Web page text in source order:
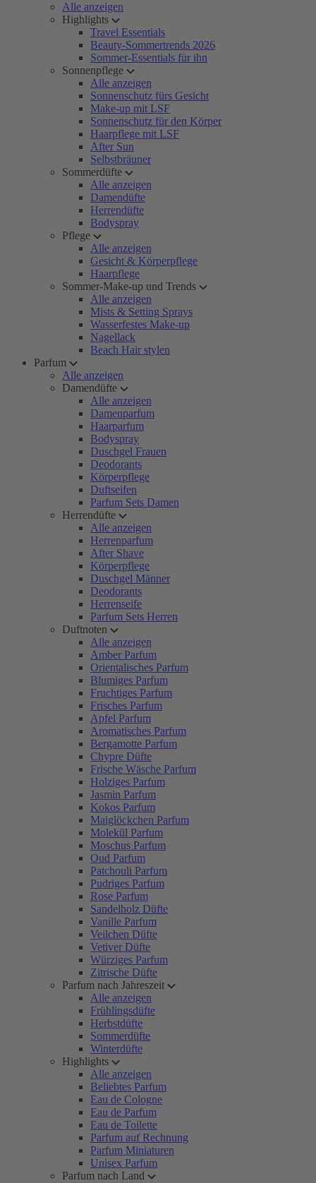
Alle anzeigen
Highlights
Travel Essentials
Beauty-Sommertrends 2026
Sommer-Essentials für ihn
Sonnenpflege
Alle anzeigen
Sonnenschutz fürs Gesicht
Make-up mit LSF
Sonnenschutz für den Körper
Haarpflege mit LSF
After Sun
Selbstbräuner
Sommerdüfte
Alle anzeigen
Damendüfte
Herrendüfte
Bodyspray
Pflege
Alle anzeigen
Gesicht & Körperpflege
Haarpflege
Sommer-Make-up und Trends
Alle anzeigen
Mists & Setting Sprays
Wasserfestes Make-up
Nagellack
Beach Hair stylen
Parfum
Alle anzeigen
Damendüfte
Alle anzeigen
Damenparfum
Haarparfum
Bodyspray
Duschgel Frauen
Deodorants
Körperpflege
Duftseifen
Parfum Sets Damen
Herrendüfte
Alle anzeigen
Herrenparfum
After Shave
Körperpflege
Duschgel Männer
Deodorants
Herrenseife
Parfum Sets Herren
Duftnoten
Alle anzeigen
Amber Parfum
Orientalisches Parfum
Blumiges Parfum
Fruchtiges Parfum
Frisches Parfum
Apfel Parfum
Aromatisches Parfum
Bergamotte Parfum
Chypre Düfte
Frische Wäsche Parfum
Holziges Parfum
Jasmin Parfum
Kokos Parfum
Maiglöckchen Parfum
Molekül Parfum
Moschus Parfum
Oud Parfum
Patchouli Parfum
Pudriges Parfum
Rose Parfum
Sandelholz Düfte
Vanille Parfum
Veilchen Düfte
Vetiver Düfte
Würziges Parfum
Zitrische Düfte
Parfum nach Jahreszeit
Alle anzeigen
Frühlingsdüfte
Herbstdüfte
Sommerdüfte
Winterdüfte
Highlights
Alle anzeigen
Beliebtes Parfum
Eau de Cologne
Eau de Parfum
Eau de Toilette
Parfum auf Rechnung
Parfum Miniaturen
Unisex Parfum
Parfum nach Land